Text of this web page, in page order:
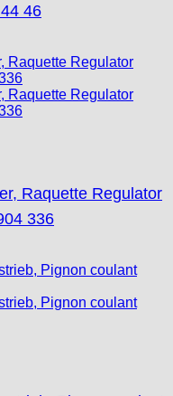
46
Raquette Regulator
336